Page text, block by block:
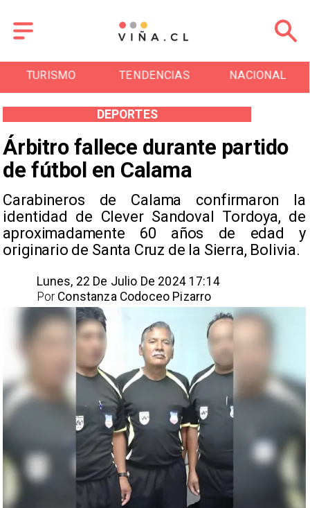
TURISMO TENDENCIAS NACIONAL
Árbitro fallece durante partido
de fútbol en Calama
Carabineros de Calama confirmaron la
identidad de Clever Sandoval Tordoya, de
aproximadamente 60 años de edad y
originario de Santa Cruz de la Sierra, Bolivia.
DEPORTES
Lunes, 22 De Julio De 2024 17:14
Constanza Codoceo Pizarro
Por